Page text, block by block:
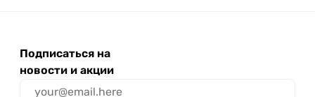
Подписаться на
новости и акции